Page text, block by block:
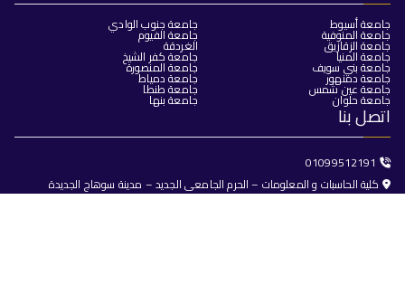
جامعة أسيوط
جامعة المنوفية
جامعة الزقازيق
جامعة المنيا
جامعة بني سويف
جامعة دمنهور
جامعة عين شمس
جامعة حلوان
جامعة جنوب الوادي
جامعة الفيوم
الغردقة
جامعة كفر الشيخ
جامعة المنصورة
جامعة دمياط
جامعة طنطا
جامعة بنها
اتصل بنا
01099512191
كلية الحاسبات و المعلومات – الحرم الجامعى الجديد – مدينة سوهاج الجديدة